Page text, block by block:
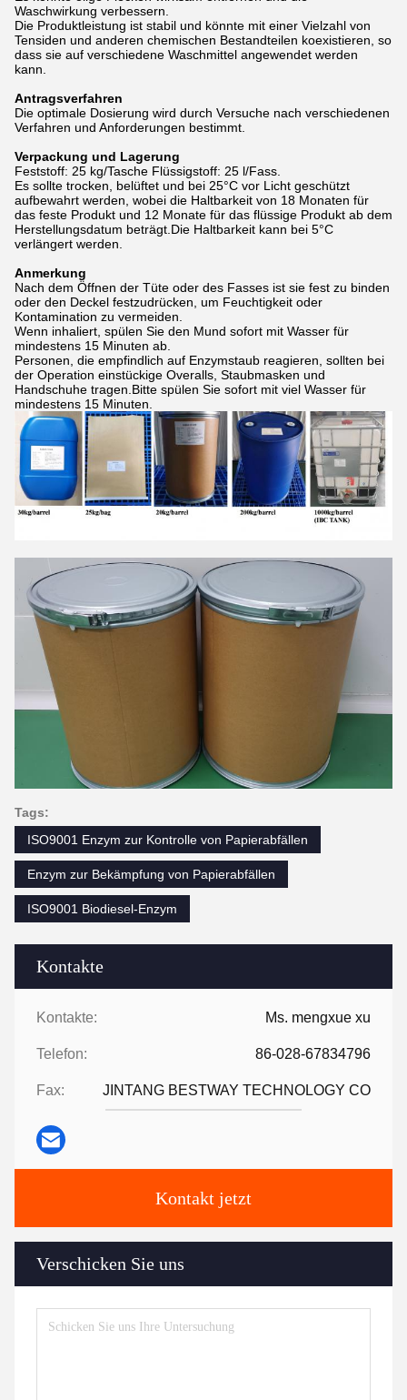
Kontakte
Kontakte: Ms. mengxue xu
Telefon: 86-028-67834796
Fax: JINTANG BESTWAY TECHNOLOGY CO
Kontakt jetzt
Verschicken Sie uns
Waschwirkung verbessern.
Die Produktleistung ist stabil und könnte mit einer Vielzahl von
Tensiden und anderen chemischen Bestandteilen koexistieren, so
dass sie auf verschiedene Waschmittel angewendet werden
kann.
Antragsverfahren
Die optimale Dosierung wird durch Versuche nach verschiedenen
Verfahren und Anforderungen bestimmt.
Verpackung und Lagerung
Feststoff: 25 kg/Tasche Flüssigstoff: 25 l/Fass.
Es sollte trocken, belüftet und bei 25°C vor Licht geschützt
aufbewahrt werden, wobei die Haltbarkeit von 18 Monaten für
das feste Produkt und 12 Monate für das flüssige Produkt ab dem
Herstellungsdatum beträgt.Die Haltbarkeit kann bei 5°C
verlängert werden.
Anmerkung
Nach dem Öffnen der Tüte oder des Fasses ist sie fest zu binden
oder den Deckel festzudrücken, um Feuchtigkeit oder
Kontamination zu vermeiden.
Wenn inhaliert, spülen Sie den Mund sofort mit Wasser für
mindestens 15 Minuten ab.
Personen, die empfindlich auf Enzymstaub reagieren, sollten bei
der Operation einstückige Overalls, Staubmasken und
Handschuhe tragen.Bitte spülen Sie sofort mit viel Wasser für
mindestens 15 Minuten.
Tags:
ISO9001 Enzym zur Kontrolle von Papierabfällen
Enzym zur Bekämpfung von Papierabfällen
ISO9001 Biodiesel-Enzym